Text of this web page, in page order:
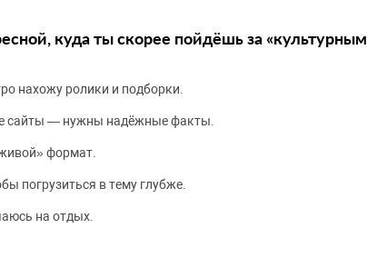
куда ты скорее пойдёшь за «культурным
нахожу ролики и подборки.
сайты — нужны надёжные факты.
формат.
погрузиться в тему глубже.
на отдых.